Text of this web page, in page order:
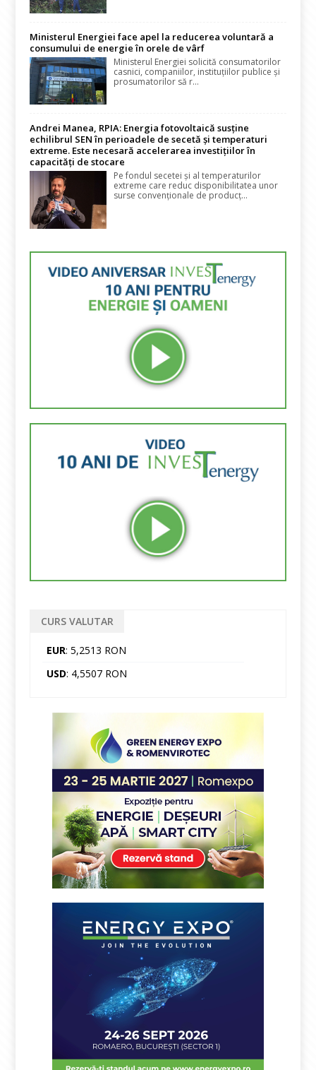
Ministerul Energiei face apel la reducerea voluntară a
consumului de energie în orele de vârf
Ministerul Energiei solicită consumatorilor
casnici, companiilor, instituțiilor publice și
prosumatorilor să r...
Andrei Manea, RPIA: Energia fotovoltaică susține
echilibrul SEN în perioadele de secetă și temperaturi
extreme. Este necesară accelerarea investițiilor în
capacități de stocare
Pe fondul secetei și al temperaturilor
extreme care reduc disponibilitatea unor
surse convenționale de producț...
CURS VALUTAR
EUR: 5,2513 RON
USD: 4,5507 RON